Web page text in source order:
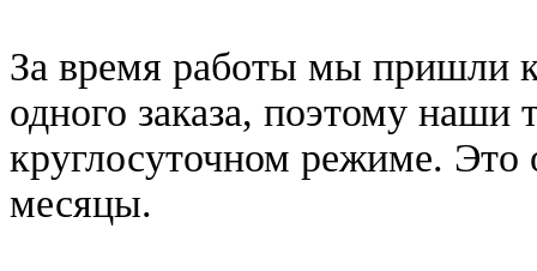
За время работы мы пришли
одного заказа, поэтому наши
круглосуточном режиме. Это
месяцы.